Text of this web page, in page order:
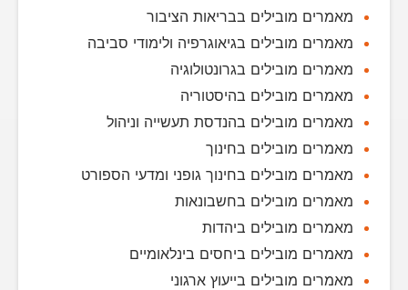
מאמרים מובילים בבריאות הציבור
מאמרים מובילים בגיאוגרפיה ולימודי סביבה
מאמרים מובילים בגרונטולוגיה
מאמרים מובילים בהיסטוריה
מאמרים מובילים בהנדסת תעשייה וניהול
מאמרים מובילים בחינוך
מאמרים מובילים בחינוך גופני ומדעי הספורט
מאמרים מובילים בחשבונאות
מאמרים מובילים ביהדות
מאמרים מובילים ביחסים בינלאומיים
מאמרים מובילים בייעוץ ארגוני